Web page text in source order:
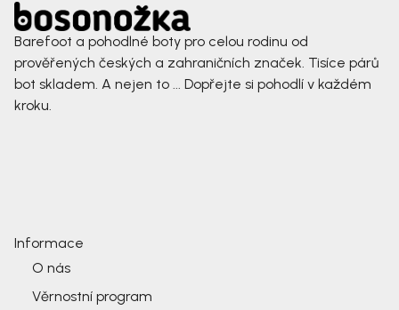
Barefoot a pohodlné boty pro celou rodinu od
prověřených českých a zahraničních značek. Tisíce párů
bot skladem. A nejen to ... Dopřejte si pohodlí v každém
kroku.
Informace
O nás
Věrnostní program